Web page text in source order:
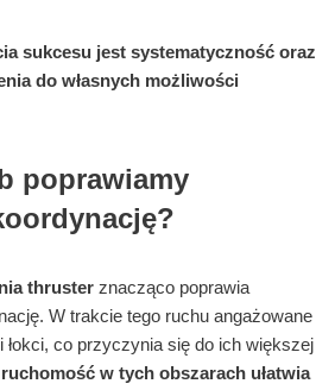
sukcesu jest systematyczność oraz
do własnych możliwości
poprawiamy
thruster znacząco poprawia
W trakcie tego ruchu angażowane
co przyczynia się do ich większej
w tych obszarach ułatwia